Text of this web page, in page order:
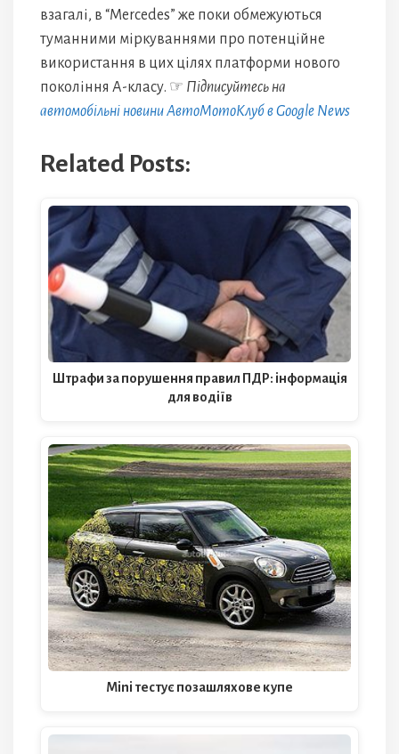
взагалі, в “Mercedes” же поки обмежуються
туманними міркуваннями про потенційне
використання в цих цілях платформи нового
покоління А-класу. ☞ Підписуйтесь на
автомобільні новини АвтоМотоКлуб в Google News
Related Posts:
Штрафи за порушення правил ПДР: інформація
для водіїв
Mini тестує позашляхове купе